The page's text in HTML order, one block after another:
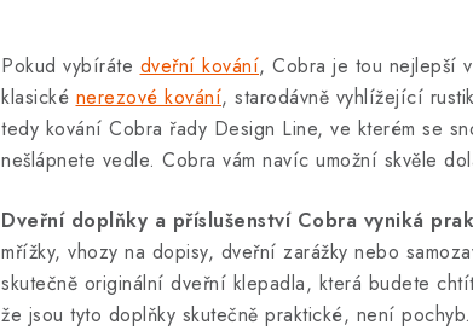
Pokud vybíráte dveřní kování, Cobra je tou nejlepší
klasické nerezové kování, starodávně vyhlížející
tedy kování Cobra řady Design Line, ve kterém se
nešlápnete vedle. Cobra vám navíc umožní skvěle
Dveřní doplňky a příslušenství Cobra vyniká
mřížky, vhozy na dopisy, dveřní zarážky nebo
skutečně originální dveřní klepadla, která budete
že jsou tyto doplňky skutečně praktické, není